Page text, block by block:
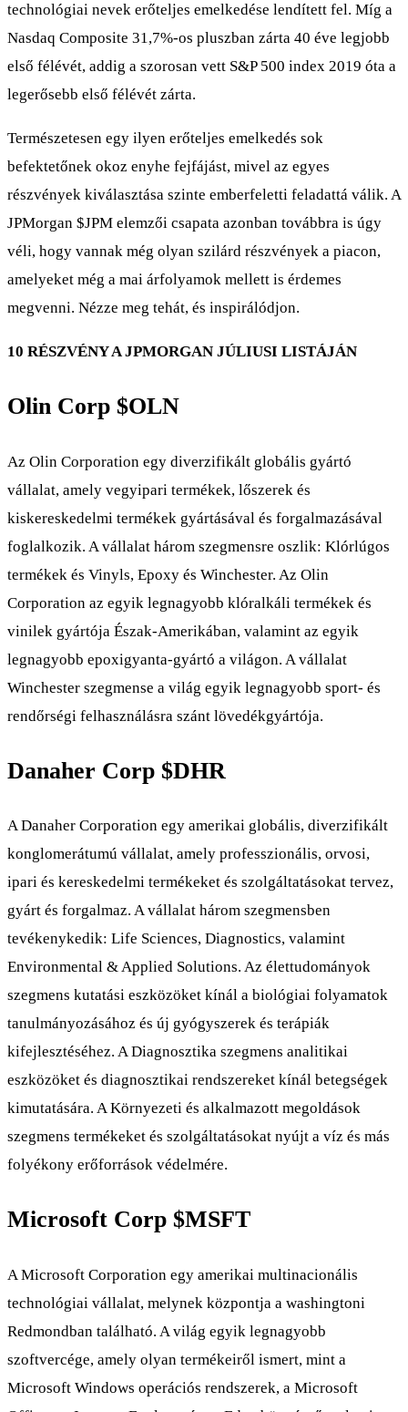
technológiai nevek erőteljes emelkedése lendített fel. Míg a
Nasdaq Composite 31,7%-os pluszban zárta 40 éve legjobb
első félévét, addig a szorosan vett S&P 500 index 2019 óta a
legerősebb első félévét zárta.
Természetesen egy ilyen erőteljes emelkedés sok
befektetőnek okoz enyhe fejfájást, mivel az egyes
részvények kiválasztása szinte emberfeletti feladattá válik. A
JPMorgan $JPM elemzői csapata azonban továbbra is úgy
véli, hogy vannak még olyan szilárd részvények a piacon,
amelyeket még a mai árfolyamok mellett is érdemes
megvenni. Nézze meg tehát, és inspirálódjon.
10 RÉSZVÉNY A JPMORGAN JÚLIUSI LISTÁJÁN
Olin Corp $OLN
Az Olin Corporation egy diverzifikált globális gyártó
vállalat, amely vegyipari termékek, lőszerek és
kiskereskedelmi termékek gyártásával és forgalmazásával
foglalkozik. A vállalat három szegmensre oszlik: Klórlúgos
termékek és Vinyls, Epoxy és Winchester. Az Olin
Corporation az egyik legnagyobb klóralkáli termékek és
vinilek gyártója Észak-Amerikában, valamint az egyik
legnagyobb epoxigyanta-gyártó a világon. A vállalat
Winchester szegmense a világ egyik legnagyobb sport- és
rendőrségi felhasználásra szánt lövedékgyártója.
Danaher Corp $DHR
A Danaher Corporation egy amerikai globális, diverzifikált
konglomerátumú vállalat, amely professzionális, orvosi,
ipari és kereskedelmi termékeket és szolgáltatásokat tervez,
gyárt és forgalmaz. A vállalat három szegmensben
tevékenykedik: Life Sciences, Diagnostics, valamint
Environmental & Applied Solutions. Az élettudományok
szegmens kutatási eszközöket kínál a biológiai folyamatok
tanulmányozásához és új gyógyszerek és terápiák
kifejlesztéséhez. A Diagnosztika szegmens analitikai
eszközöket és diagnosztikai rendszereket kínál betegségek
kimutatására. A Környezeti és alkalmazott megoldások
szegmens termékeket és szolgáltatásokat nyújt a víz és más
folyékony erőforrások védelmére.
Microsoft Corp $MSFT
A Microsoft Corporation egy amerikai multinacionális
technológiai vállalat, melynek központja a washingtoni
Redmondban található. A világ egyik legnagyobb
szoftvercége, amely olyan termékeiről ismert, mint a
Microsoft Windows operációs rendszerek, a Microsoft